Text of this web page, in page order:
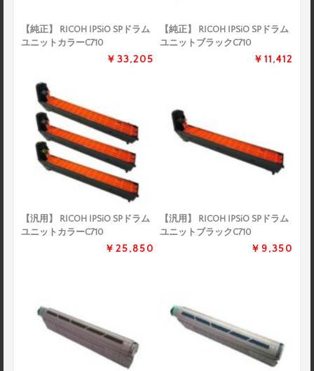
【純正】 RICOH IPSiO SPドラム
ユニットカラーC710
￥33,205
【純正】 RICOH IPSiO SPドラム
ユニットブラックC710
￥11,412
【汎用】 RICOH IPSiO SPドラム
ユニットカラーC710
￥25,850
【汎用】 RICOH IPSiO SPドラム
ユニットブラックC710
￥9,350